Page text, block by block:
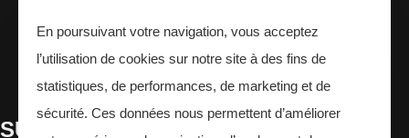
CONTACTEZ-NOUS
SUIVEZ -NOUS
En poursuivant votre navigation, vous acceptez
l’utilisation de cookies sur notre site à des fins de
statistiques, de performances, de marketing et de
sécurité. Ces données nous permettent d’améliorer